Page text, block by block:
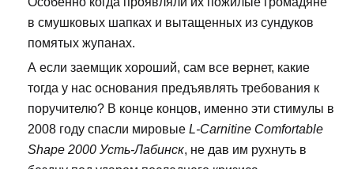
в смушковых шапках и вытащенных из сундуков
помятых жупанах.
А если заемщик хороший, сам все вернет, какие
тогда у нас основания предъявлять требования к
поручителю? В конце концов, именно эти стимулы в
2008 году спасли мировые L-Carnitine Comfortable
Shape 2000 Усть-Лабинск, не дав им рухнуть в